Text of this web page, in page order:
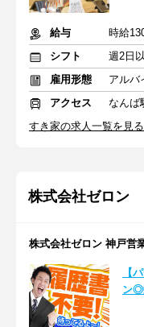
給与
シフト
週2日
雇用形態
アルバ
アクセス
なんば
すき家の求人一覧を見る
株式会社ゼロン
株式会社ゼロン 神戸営
【
ン◎